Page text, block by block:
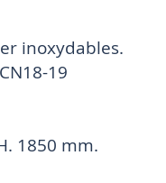
inoxydables.
19
1850 mm.